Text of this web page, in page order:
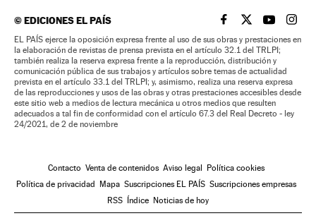
©EDICIONES EL PAÍS EL PAÍS BRASIL EN
EL PAÍSEL PAÍS
EL
EL PAÍS ejerce la oposición expresa frente al uso de sus obras y prestaciones en
la elaboración de revistas de prensa prevista en el artículo 32.1 del TRLPI;
también realiza la reserva expresa frente a la reproducción, distribución y
comunicación pública de sus trabajos y artículos sobre temas de actualidad
prevista en el artículo 33.1 del TRLPI; y, asimismo, realiza una reserva expresa
de las reproducciones y usos de las obras y otras prestaciones accesibles desde
este sitio web a medios de lectura mecánica u otros medios que resulten
adecuados a tal fin de conformidad con el artículo 67.3 del Real Decreto - ley
24/2021, de 2 de noviembre
Contacto Venta de contenidos Aviso legal Política cookies
Política de privacidad Mapa Suscripciones EL PAÍS Suscripciones empresas
RSS Índice Noticias de hoy